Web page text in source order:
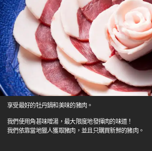
享受最好的牡丹鍋和美味的豬肉。
我們使用角甚味噌湯，最大限度地發揮肉的味道！
我們依靠當地獵人獲取豬肉，並且只購買新鮮的豬肉。